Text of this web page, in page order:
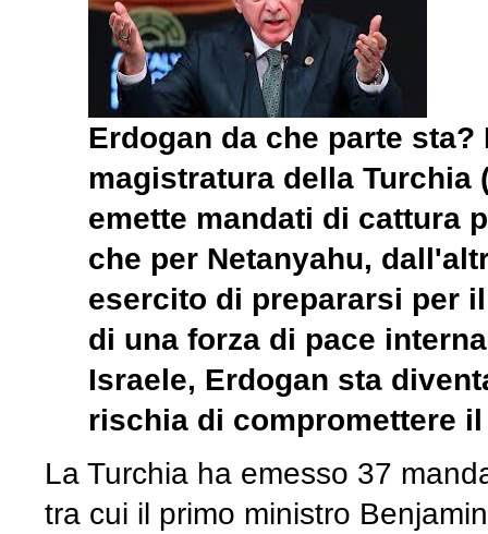
Erdogan da che parte
magistratura della Turchia
emette mandati di cattura
che per Netanyahu,
esercito di prepararsi per
di una forza di pace
Israele, Erdogan sta
rischia di compromettere
La Turchia ha emesso 37
tra cui il primo ministro